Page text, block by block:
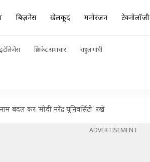
बिज़नेस खेलकूद मनोरंजन टेक्नोलॉजी
क्रिकेट समाचार राहुल गांधी
बदल कर 'मोदी नरेंद्र यूनिवर्सिटी' रखें
ADVERTISEMENT